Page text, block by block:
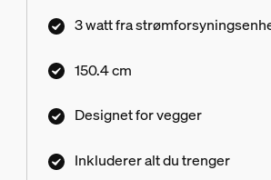
3 watt fra
150.4 cm
Designet for vegger
Inkluderer alt du trenger